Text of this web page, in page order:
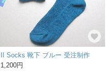
II Socks 靴下 ブルー 受注制作
1,200円